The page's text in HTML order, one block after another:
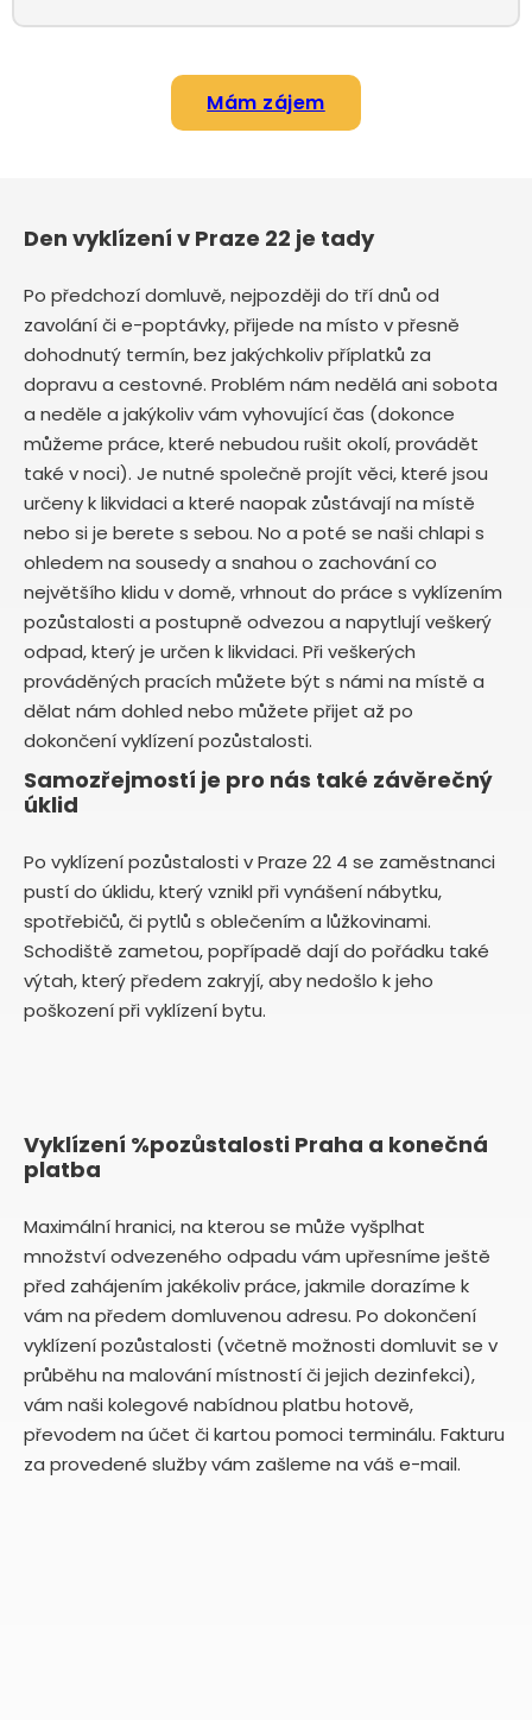
Mám zájem
Den vyklízení v Praze 22 je tady
Po předchozí domluvě, nejpozději do tří dnů od
zavolání či e-poptávky, přijede na místo v přesně
dohodnutý termín, bez jakýchkoliv příplatků za
dopravu a cestovné. Problém nám nedělá ani sobota
a neděle a jakýkoliv vám vyhovující čas (dokonce
můžeme práce, které nebudou rušit okolí, provádět
také v noci). Je nutné společně projít věci, které jsou
určeny k likvidaci a které naopak zůstávají na místě
nebo si je berete s sebou. No a poté se naši chlapi s
ohledem na sousedy a snahou o zachování co
největšího klidu v domě, vrhnout do práce s vyklízením
pozůstalosti a postupně odvezou a napytlují veškerý
odpad, který je určen k likvidaci. Při veškerých
prováděných pracích můžete být s námi na místě a
dělat nám dohled nebo můžete přijet až po
dokončení vyklízení pozůstalosti.
Samozřejmostí je pro nás také závěrečný
úklid
Po vyklízení pozůstalosti v Praze 22 4 se zaměstnanci
pustí do úklidu, který vznikl při vynášení nábytku,
spotřebičů, či pytlů s oblečením a lůžkovinami.
Schodiště zametou, popřípadě dají do pořádku také
výtah, který předem zakryjí, aby nedošlo k jeho
poškození při vyklízení bytu.
Vyklízení %pozůstalosti Praha a konečná
platba
Maximální hranici, na kterou se může vyšplhat
množství odvezeného odpadu vám upřesníme ještě
před zahájením jakékoliv práce, jakmile dorazíme k
vám na předem domluvenou adresu. Po dokončení
vyklízení pozůstalosti (včetně možnosti domluvit se v
průběhu na malování místností či jejich dezinfekci),
vám naši kolegové nabídnou platbu hotově,
převodem na účet či kartou pomoci terminálu. Fakturu
za provedené služby vám zašleme na váš e-mail.